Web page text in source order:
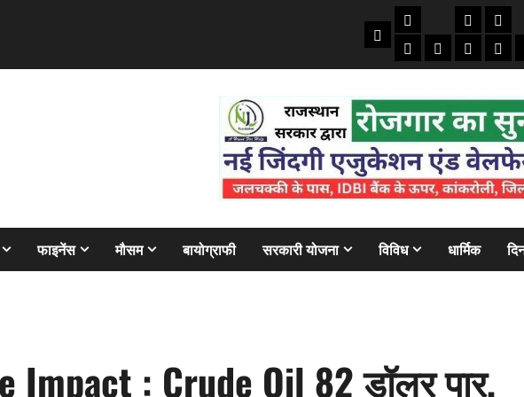
Home
तकनीकी
ऑटो
मोबाइल
क्राइम/
अजबबैंक
फाइनेंस मौसम बायोग्राफी सरकारी योजना विविध धार्मिक
Impact : Crude Oil 82 डॉलर पार,